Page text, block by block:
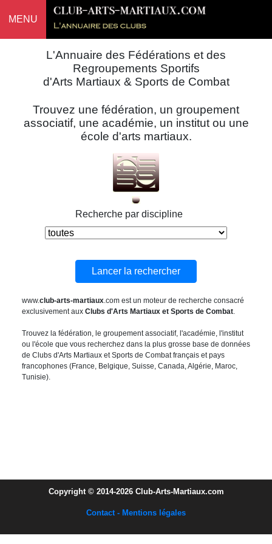
MENU
L'Annuaire des Fédérations et des
Regroupements Sportifs
d'Arts Martiaux & Sports de Combat
Trouvez une fédération, un groupement
associatif, une académie, un institut ou une
école d'arts martiaux.
Recherche par discipline
www.club-arts-martiaux.com est un moteur de recherche consacré
exclusivement aux Clubs d'Arts Martiaux et Sports de Combat.
Trouvez la fédération, le groupement associatif, l'académie, l'institut
ou l'école que vous recherchez dans la plus grosse base de données
de Clubs d'Arts Martiaux et Sports de Combat français et pays
francophones (France, Belgique, Suisse, Canada, Algérie, Maroc,
Tunisie).
Copyright © 2014-2026 Club-Arts-Martiaux.com
Contact - Mentions légales